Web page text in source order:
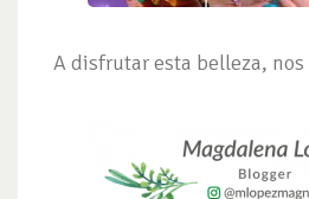
A disfrutar esta belleza,